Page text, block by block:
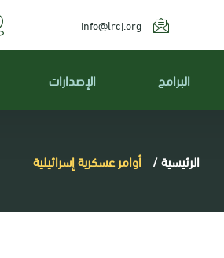
info@lrcj.org
البرامج الإصدارات
الرئيسية/ أوامر عسكرية إسرائيلية